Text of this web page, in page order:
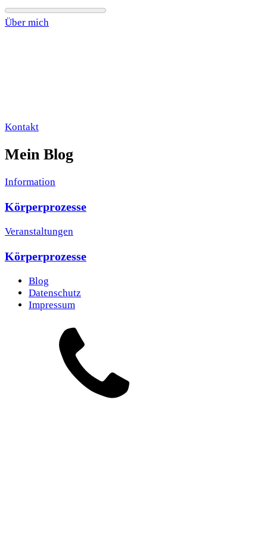
Über mich
Kontakt
Mein Blog
Information
Körperprozesse
Veranstaltungen
Körperprozesse
Blog
Datenschutz
Impressum